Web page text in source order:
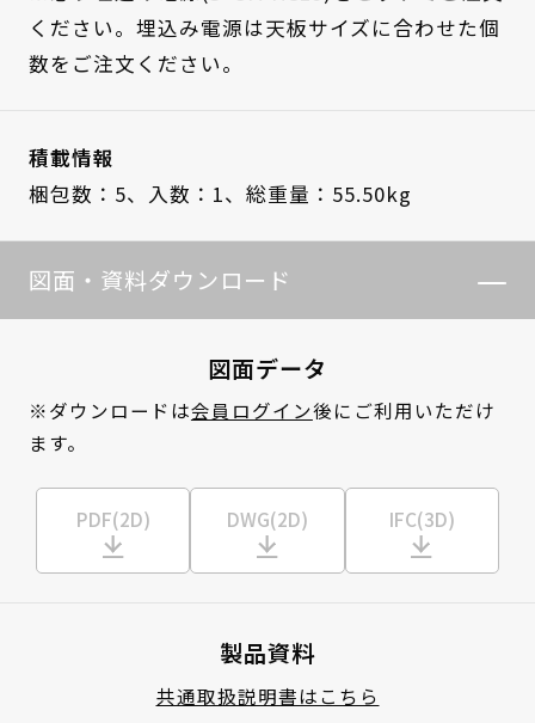
ください。埋込み電源は天板サイズに合わせた個
数をご注文ください。
積載情報
梱包数：5、
入数：1、 総重量：55.50kg
図面・資料ダウンロード
図面データ
※ダウンロードは会員ログイン後にご利用いただけ
ます。
PDF(2D) DWG(2D) IFC(3D)
製品資料
共通取扱説明書はこちら